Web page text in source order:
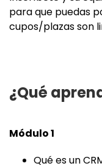
para que puedas
cupos/plazas son
¿Qué
Módulo 1
Qué es un